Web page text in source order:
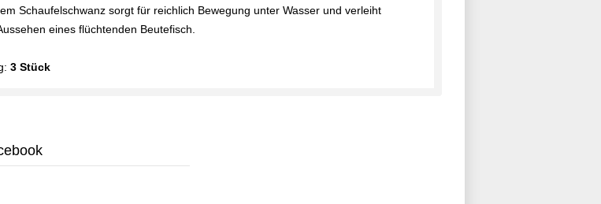
Schaufelschwanz sorgt für reichlich Bewegung unter Wasser und verleiht
eines flüchtenden Beutefisch.
3 Stück